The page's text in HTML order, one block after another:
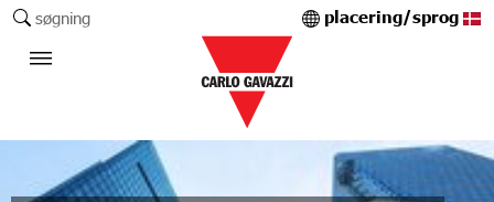
søgning placering/sprog